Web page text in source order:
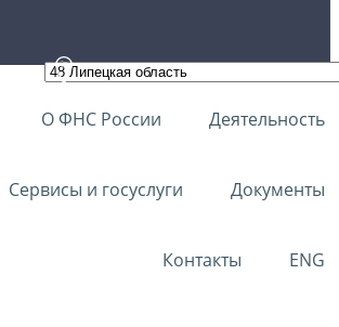
О ФНС России Деятельность
Сервисы и госуслуги Документы
Контакты ENG